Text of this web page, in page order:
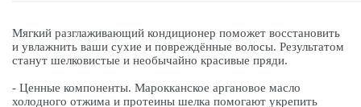
Мягкий разглаживающий кондиционер поможет восстановить
и увлажнить ваши сухие и повреждённые волосы. Результатом
станут шелковистые и необычайно красивые пряди.
- Ценные компоненты. Марокканское аргановое масло
холодного отжима и протеины шелка помогают укрепить